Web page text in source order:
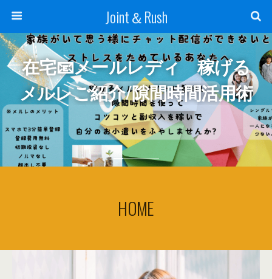
Joint＆Rush
在宅📧メールレディ 稼げる
メルレご紹介/隙間時間活用術
HOME